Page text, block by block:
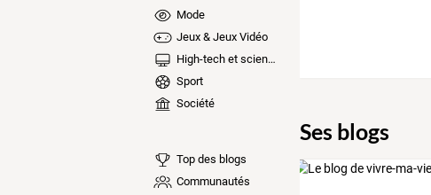
Mode
Jeux & Jeux Vidéo
High-tech et sciences
Sport
Société
Top des blogs
Communautés
Ses blogs